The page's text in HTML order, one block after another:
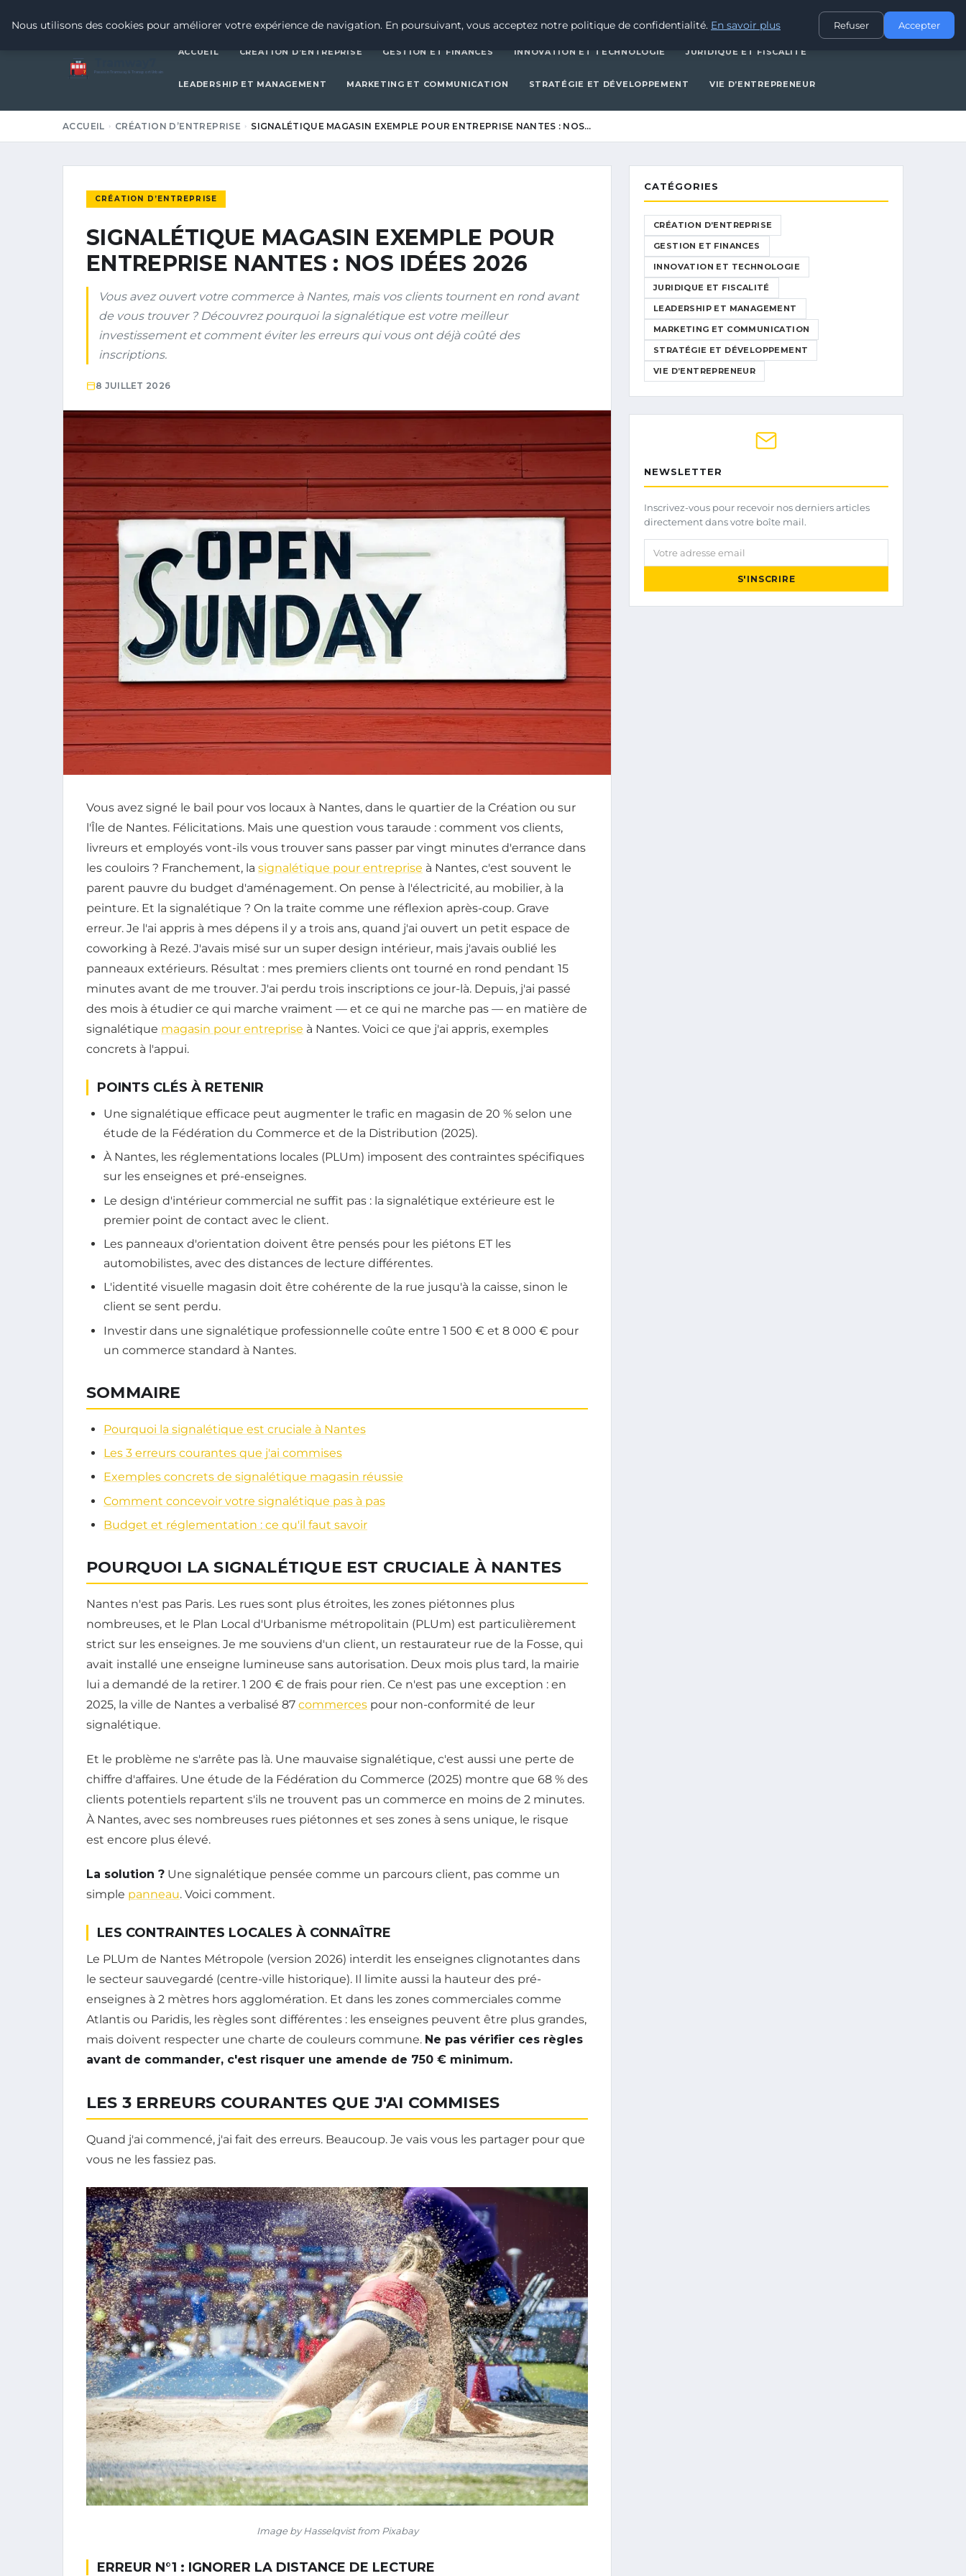
JURIDIQUE ET FISCALITÉ
7 Passion Tramway & Transport Urbain
ACCUEIL CRÉATION D’ENTREPRISE GESTION ET FINANCES INNOVATION ET TECHNOLOGIE JURIDIQUE ET FISCALITÉ
LEADERSHIP ET MANAGEMENT MARKETING ET COMMUNICATION STRATÉGIE ET DÉVELOPPEMENT VIE D’ENTREPRENEUR
ACCUEIL CRÉATION D’ENTREPRISE SIGNALÉTIQUE MAGASIN EXEMPLE POUR ENTREPRISE NANTES : NOS…
CRÉATION D’ENTREPRISE
SIGNALÉTIQUE MAGASIN EXEMPLE POUR
ENTREPRISE NANTES : NOS IDÉES 2026
Vous avez ouvert votre commerce à Nantes, mais vos clients tournent en rond avant
de vous trouver ? Découvrez pourquoi la signalétique est votre meilleur
investissement et comment éviter les erreurs qui vous ont déjà coûté des
inscriptions.
8 JUILLET 2026
Vous avez signé le bail pour vos locaux à Nantes, dans le quartier de la Création ou sur
l'Île de Nantes. Félicitations. Mais une question vous taraude : comment vos clients,
livreurs et employés vont-ils vous trouver sans passer par vingt minutes d'errance dans
les couloirs ? Franchement, la signalétique pour entreprise à Nantes, c'est souvent le
parent pauvre du budget d'aménagement. On pense à l'électricité, au mobilier, à la
peinture. Et la signalétique ? On la traite comme une réflexion après-coup. Grave
erreur. Je l'ai appris à mes dépens il y a trois ans, quand j'ai ouvert un petit espace de
coworking à Rezé. J'avais misé sur un super design intérieur, mais j'avais oublié les
panneaux extérieurs. Résultat : mes premiers clients ont tourné en rond pendant 15
minutes avant de me trouver. J'ai perdu trois inscriptions ce jour-là. Depuis, j'ai passé
des mois à étudier ce qui marche vraiment — et ce qui ne marche pas — en matière de
signalétique magasin pour entreprise à Nantes. Voici ce que j'ai appris, exemples
concrets à l'appui.
POINTS CLÉS À RETENIR
Une signalétique efficace peut augmenter le trafic en magasin de 20 % selon une
étude de la Fédération du Commerce et de la Distribution (2025).
À Nantes, les réglementations locales (PLUm) imposent des contraintes spécifiques
sur les enseignes et pré-enseignes.
Le design d'intérieur commercial ne suffit pas : la signalétique extérieure est le
premier point de contact avec le client.
Les panneaux d'orientation doivent être pensés pour les piétons ET les
automobilistes, avec des distances de lecture différentes.
L'identité visuelle magasin doit être cohérente de la rue jusqu'à la caisse, sinon le
client se sent perdu.
Investir dans une signalétique professionnelle coûte entre 1 500 € et 8 000 € pour
un commerce standard à Nantes.
SOMMAIRE
Pourquoi la signalétique est cruciale à Nantes
Les 3 erreurs courantes que j'ai commises
Exemples concrets de signalétique magasin réussie
Comment concevoir votre signalétique pas à pas
Budget et réglementation : ce qu'il faut savoir
POURQUOI LA SIGNALÉTIQUE EST CRUCIALE À NANTES
Nantes n'est pas Paris. Les rues sont plus étroites, les zones piétonnes plus
nombreuses, et le Plan Local d'Urbanisme métropolitain (PLUm) est particulièrement
strict sur les enseignes. Je me souviens d'un client, un restaurateur rue de la Fosse, qui
avait installé une enseigne lumineuse sans autorisation. Deux mois plus tard, la mairie
lui a demandé de la retirer. 1 200 € de frais pour rien. Ce n'est pas une exception : en
2025, la ville de Nantes a verbalisé 87 commerces pour non-conformité de leur
signalétique.
Et le problème ne s'arrête pas là. Une mauvaise signalétique, c'est aussi une perte de
chiffre d'affaires. Une étude de la Fédération du Commerce (2025) montre que 68 % des
clients potentiels repartent s'ils ne trouvent pas un commerce en moins de 2 minutes.
À Nantes, avec ses nombreuses rues piétonnes et ses zones à sens unique, le risque
est encore plus élevé.
La solution ? Une signalétique pensée comme un parcours client, pas comme un
simple panneau. Voici comment.
LES CONTRAINTES LOCALES À CONNAÎTRE
Le PLUm de Nantes Métropole (version 2026) interdit les enseignes clignotantes dans
le secteur sauvegardé (centre-ville historique). Il limite aussi la hauteur des pré-
enseignes à 2 mètres hors agglomération. Et dans les zones commerciales comme
Atlantis ou Paridis, les règles sont différentes : les enseignes peuvent être plus grandes,
mais doivent respecter une charte de couleurs commune. Ne pas vérifier ces règles
avant de commander, c'est risquer une amende de 750 € minimum.
LES 3 ERREURS COURANTES QUE J'AI COMMISES
Quand j'ai commencé, j'ai fait des erreurs. Beaucoup. Je vais vous les partager pour que
vous ne les fassiez pas.
Image by Hasselqvist from Pixabay
ERREUR N°1 : IGNORER LA DISTANCE DE LECTURE
CATÉGORIES
CRÉATION D’ENTREPRISE
GESTION ET FINANCES
INNOVATION ET TECHNOLOGIE
JURIDIQUE ET FISCALITÉ
LEADERSHIP ET MANAGEMENT
MARKETING ET COMMUNICATION
STRATÉGIE ET DÉVELOPPEMENT
VIE D’ENTREPRENEUR
NEWSLETTER
Inscrivez-vous pour recevoir nos derniers articles
directement dans votre boîte mail.
Votre adresse email
S'INSCRIRE
Nous utilisons des cookies pour améliorer votre expérience de navigation. En poursuivant, vous acceptez notre politique de confidentialité. En savoir plus Refuser Accepter